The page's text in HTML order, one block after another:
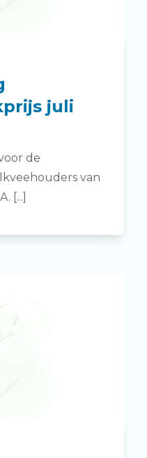
juli
de
van
[...]